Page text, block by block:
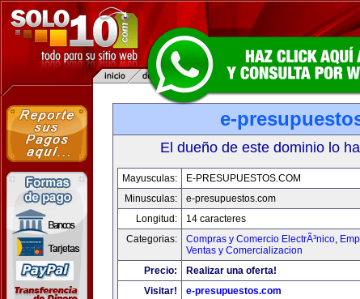
e-
El dueño de este dominio lo
Mayusculas:
E-PRESUPUESTOS.COM
Minusculas:
e-presupuestos.com
Longitud:
14 caracteres
Categorias:
Compras y Comercio ElectrÃ³nico,
Ventas y Comercializacion
Precio:
Realizar una oferta!
Visitar!
e-presupuestos.com